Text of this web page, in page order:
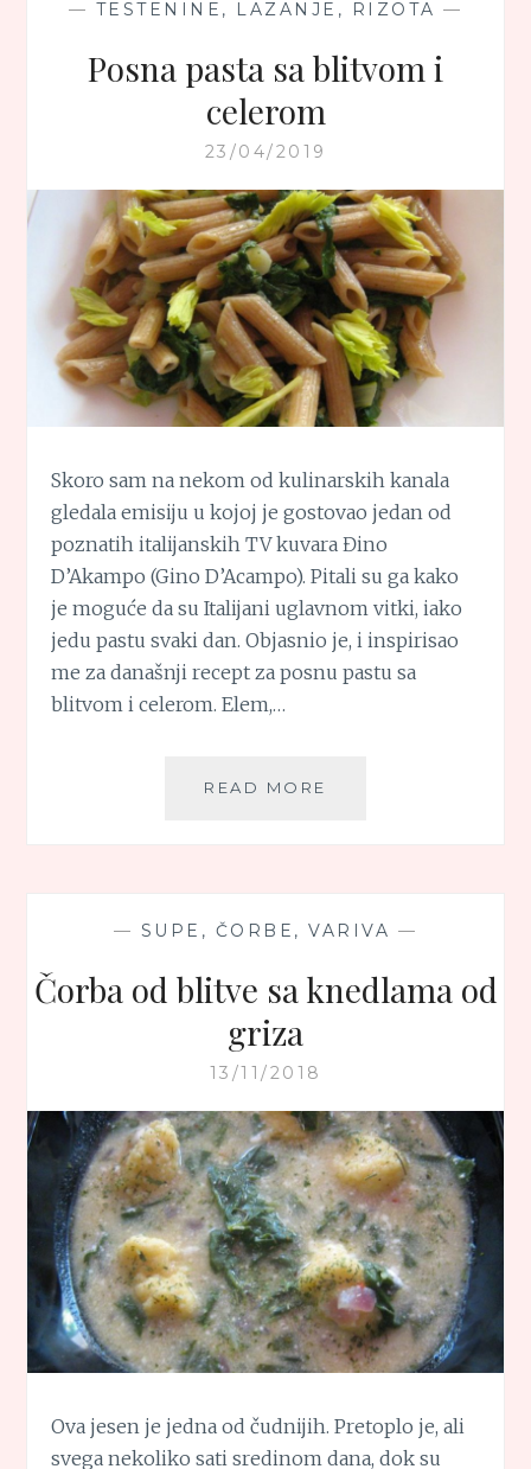
— TESTENINE, LAZANJE, RIZOTA —
Posna pasta sa blitvom i
celerom
23/04/2019
Skoro sam na nekom od kulinarskih kanala
gledala emisiju u kojoj je gostovao jedan od
poznatih italijanskih TV kuvara Đino
D’Akampo (Gino D’Acampo). Pitali su ga kako
je moguće da su Italijani uglavnom vitki, iako
jedu pastu svaki dan. Objasnio je, i inspirisao
me za današnji recept za posnu pastu sa
blitvom i celerom. Elem,…
READ MORE
— SUPE, ČORBE, VARIVA —
Čorba od blitve sa knedlama od
griza
13/11/2018
Ova jesen je jedna od čudnijih. Pretoplo je, ali
svega nekoliko sati sredinom dana, dok su